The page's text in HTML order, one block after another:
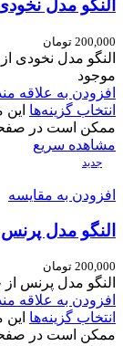
النگو مدل
200,000 تومان
موجود
افزودن به علاقه
انتخاب گزینه‌ها
ممکن است در
مشاهده سریع
جدید
افزودن به مقایسه
النگو مدل پرنس
200,000 تومان
النگو مدل پرنس
افزودن به علاقه
انتخاب گزینه‌ها
ممکن است در